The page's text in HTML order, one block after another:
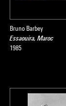
Bruno Barbey
Essaouira, Maroc
1985